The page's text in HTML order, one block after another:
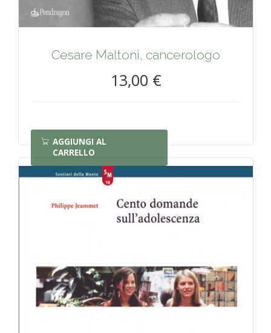
Cesare Maltoni, cancerologo
13,00 €
AGGIUNGI AL
CARRELLO